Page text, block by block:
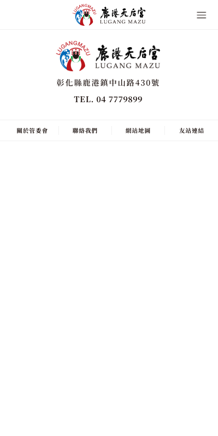
彰化縣鹿港鎮中山路430號
TEL. 04 7779899
關於管委會 聯絡我們 網站地圖 友站連結